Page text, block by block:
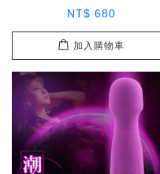
NT$ 680
加入購物車